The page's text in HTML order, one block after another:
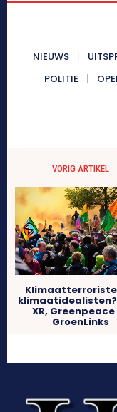
NIEUWS
POLITIE
VORIG ARTIKEL
klimaatidealisten?
XR, Greenpeace
GroenLinks